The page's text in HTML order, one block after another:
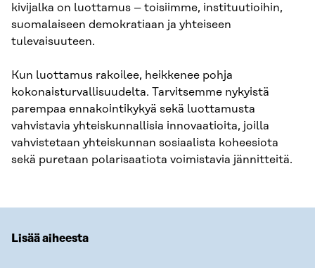
kivijalka on luottamus – toisiimme, instituutioihin,
suomalaiseen demokratiaan ja yhteiseen
tulevaisuuteen.
Kun luottamus rakoilee, heikkenee pohja
kokonaisturvallisuudelta. Tarvitsemme nykyistä
parempaa ennakointikykyä sekä luottamusta
vahvistavia yhteiskunnallisia innovaatioita, joilla
vahvistetaan yhteiskunnan sosiaalista koheesiota
sekä puretaan polarisaatiota voimistavia jännitteitä.
Lisää aiheesta